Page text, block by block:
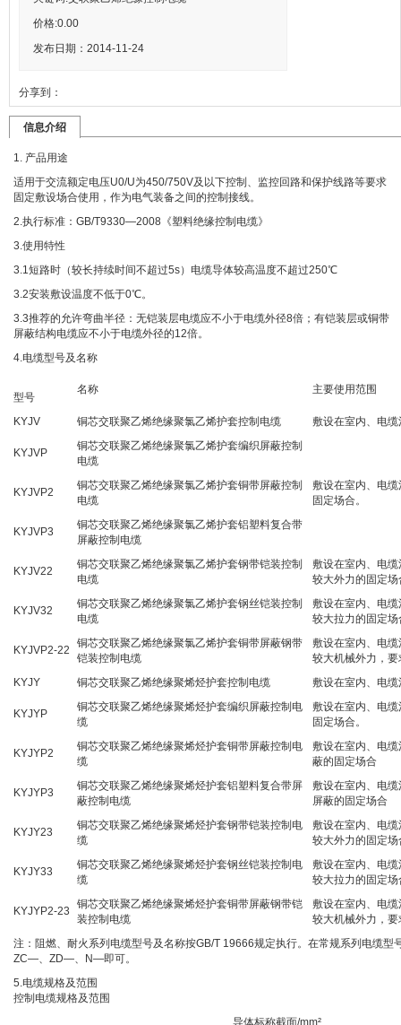
价格:0.00
发布日期：2014-11-24
分享到：
信息介绍
1. 产品用途
适用于交流额定电压U0/U为450/750V及以下控制、监控回路和保护线路等要求
固定敷设场合使用，作为电气装备之间的控制接线。
2.执行标准：GB/T9330—2008《塑料绝缘控制电缆》
3.使用特性
3.1短路时（较长持续时间不超过5s）电缆导体较高温度不超过250℃
3.2安装敷设温度不低于0℃。
3.3推荐的允许弯曲半径：无铠装层电缆应不小于电缆外径8倍；有铠装层或铜带
屏蔽结构电缆应不小于电缆外径的12倍。
4.电缆型号及名称
型号
名称 主要使用范围
KYJV 铜芯交联聚乙烯绝缘聚氯乙烯护套控制电缆 敷设在室内、电
KYJVP
铜芯交联聚乙烯绝缘聚氯乙烯护套编织屏蔽控制
电缆
敷设在室内、电
固定场合。
KYJVP2
铜芯交联聚乙烯绝缘聚氯乙烯护套铜带屏蔽控制
电缆
KYJVP3
铜芯交联聚乙烯绝缘聚氯乙烯护套铝塑料复合带
屏蔽控制电缆
KYJV22
铜芯交联聚乙烯绝缘聚氯乙烯护套钢带铠装控制
电缆
敷设在室内、电
较大外力的固定场
KYJV32
铜芯交联聚乙烯绝缘聚氯乙烯护套钢丝铠装控制
电缆
敷设在室内、电
较大拉力的固定场
KYJVP2-22
铜芯交联聚乙烯绝缘聚氯乙烯护套铜带屏蔽钢带
铠装控制电缆
敷设在室内、电
较大机械外力，
KYJY
铜芯交联聚乙烯绝缘聚烯烃护套控制电缆 敷设在室内、电
KYJYP
铜芯交联聚乙烯绝缘聚烯烃护套编织屏蔽控制电
缆
敷设在室内、电
固定场合。
KYJYP2
铜芯交联聚乙烯绝缘聚烯烃护套铜带屏蔽控制电
缆
敷设在室内、电
蔽的固定场合
KYJYP3
铜芯交联聚乙烯绝缘聚烯烃护套铝塑料复合带屏
蔽控制电缆
敷设在室内、电
屏蔽的固定场合
KYJY23
铜芯交联聚乙烯绝缘聚烯烃护套钢带铠装控制电
缆
敷设在室内、电
较大外力的固定场
KYJY33
铜芯交联聚乙烯绝缘聚烯烃护套钢丝铠装控制电
缆
敷设在室内、电
较大拉力的固定场
KYJYP2-23
铜芯交联聚乙烯绝缘聚烯烃护套铜带屏蔽钢带铠
装控制电缆
敷设在室内、电
较大机械外力，
注：阻燃、耐火系列电缆型号及名称按GB/T 19666规定执行。在常规系列电缆
ZC—、ZD—、N—即可。
5.电缆规格及范围
控制电缆规格及范围